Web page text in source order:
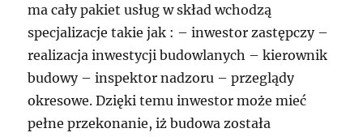
ma cały pakiet usług w skład wchodzą
specjalizacje takie jak : – inwestor zastępczy –
realizacja inwestycji budowlanych – kierownik
budowy – inspektor nadzoru – przeglądy
okresowe. Dzięki temu inwestor może mieć
pełne przekonanie, iż budowa została